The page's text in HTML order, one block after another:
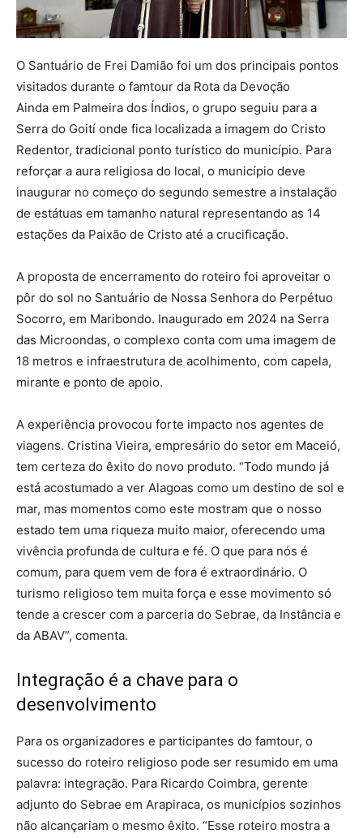
O Santuário de Frei Damião foi um dos principais pontos
visitados durante o famtour da Rota da Devoção
Ainda em Palmeira dos Índios, o grupo seguiu para a
Serra do Goití onde fica localizada a imagem do Cristo
Redentor, tradicional ponto turístico do município. Para
reforçar a aura religiosa do local, o município deve
inaugurar no começo do segundo semestre a instalação
de estátuas em tamanho natural representando as 14
estações da Paixão de Cristo até a crucificação.
A proposta de encerramento do roteiro foi aproveitar o
pôr do sol no Santuário de Nossa Senhora do Perpétuo
Socorro, em Maribondo. Inaugurado em 2024 na Serra
das Microondas, o complexo conta com uma imagem de
18 metros e infraestrutura de acolhimento, com capela,
mirante e ponto de apoio.
A experiência provocou forte impacto nos agentes de
viagens. Cristina Vieira, empresário do setor em Maceió,
tem certeza do êxito do novo produto. “Todo mundo já
está acostumado a ver Alagoas como um destino de sol e
mar, mas momentos como este mostram que o nosso
estado tem uma riqueza muito maior, oferecendo uma
vivência profunda de cultura e fé. O que para nós é
comum, para quem vem de fora é extraordinário. O
turismo religioso tem muita força e esse movimento só
tende a crescer com a parceria do Sebrae, da Instância e
da ABAV”, comenta.
Integração é a chave para o
desenvolvimento
Para os organizadores e participantes do famtour, o
sucesso do roteiro religioso pode ser resumido em uma
palavra: integração. Para Ricardo Coimbra, gerente
adjunto do Sebrae em Arapiraca, os municípios sozinhos
não alcançariam o mesmo êxito. “Esse roteiro mostra a